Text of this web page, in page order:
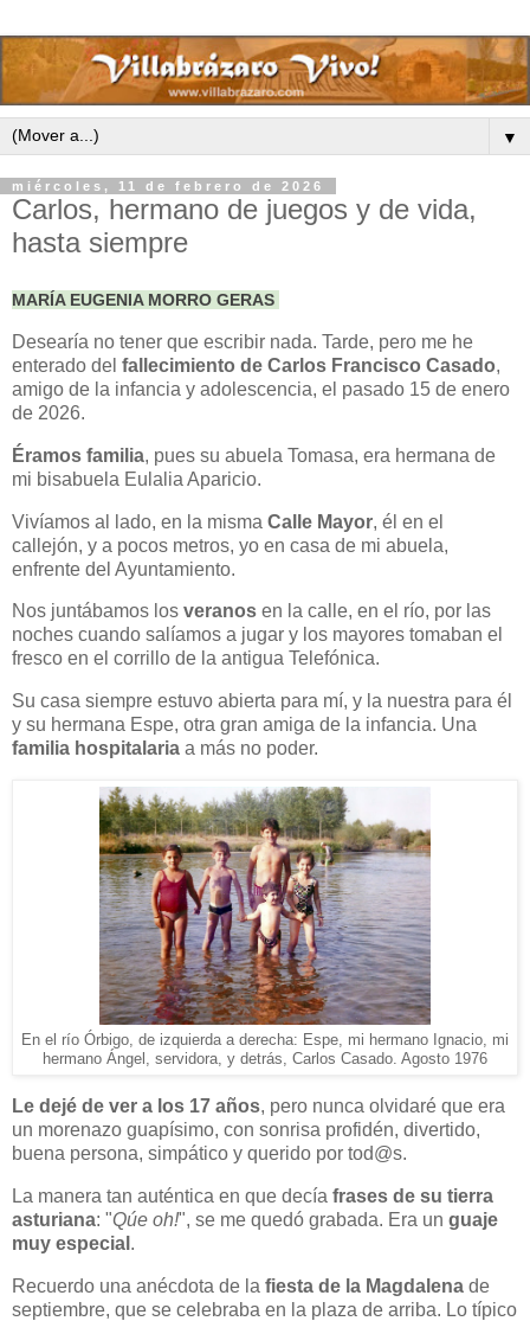
▼
miércoles, 11 de febrero de 2026
Carlos, hermano de juegos y de vida,
hasta siempre
MARÍA EUGENIA MORRO GERAS
Desearía no tener que escribir nada. Tarde, pero me he
enterado del fallecimiento de Carlos Francisco Casado,
amigo de la infancia y adolescencia, el pasado 15 de enero
de 2026.
Éramos familia, pues su abuela Tomasa, era hermana de
mi bisabuela Eulalia Aparicio.
Vivíamos al lado, en la misma Calle Mayor, él en el
callejón, y a pocos metros, yo en casa de mi abuela,
enfrente del Ayuntamiento.
Nos juntábamos los veranos en la calle, en el río, por las
noches cuando salíamos a jugar y los mayores tomaban el
fresco en el corrillo de la antigua Telefónica.
Su casa siempre estuvo abierta para mí, y la nuestra para él
y su hermana Espe, otra gran amiga de la infancia. Una
familia hospitalaria a más no poder.
En el río Órbigo, de izquierda a derecha: Espe, mi hermano Ignacio, mi
hermano Ángel, servidora, y detrás, Carlos Casado. Agosto 1976
Le dejé de ver a los 17 años, pero nunca olvidaré que era
un morenazo guapísimo, con sonrisa profidén, divertido,
buena persona, simpático y querido por tod@s.
La manera tan auténtica en que decía frases de su tierra
asturiana: "Qúe oh!", se me quedó grabada. Era un guaje
muy especial .
Recuerdo una anécdota de la fiesta de la Magdalena de
septiembre, que se celebraba en la plaza de arriba. Lo típico